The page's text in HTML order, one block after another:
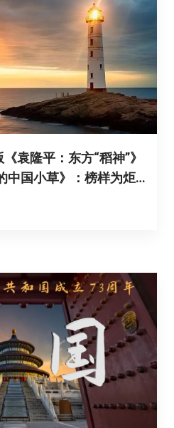
袁隆平：东方“稻神”》
中国小草》：榜样为炬，